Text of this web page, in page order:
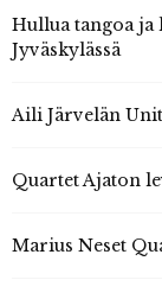
Hullua tangoa
Jyväskylässä
Aili Järvelän
Quartet Ajaton
Marius Neset